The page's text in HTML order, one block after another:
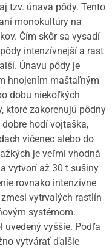
tzv. únava pôdy. Tento
monokultúry na
Čím skôr sa vysadí
intenzívnejší a rast
Únavu pôdy je
hnojením maštaľným
dobu niekoľkých
ktoré zakorenujú pôdny
hodí vojtaška,
vičenec alebo do
je veľmi vhodná
vytvorí až 30 t sušiny
rovnako intenzívne
vytrvalých rastlín
systémom.
uvedený vyššie. Podľa
vytvárať ďalšie